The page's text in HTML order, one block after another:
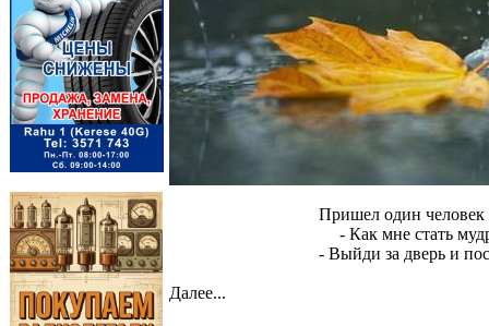
Пришел один человек
- Как мне стать
- Выйди за дверь и
Далее...